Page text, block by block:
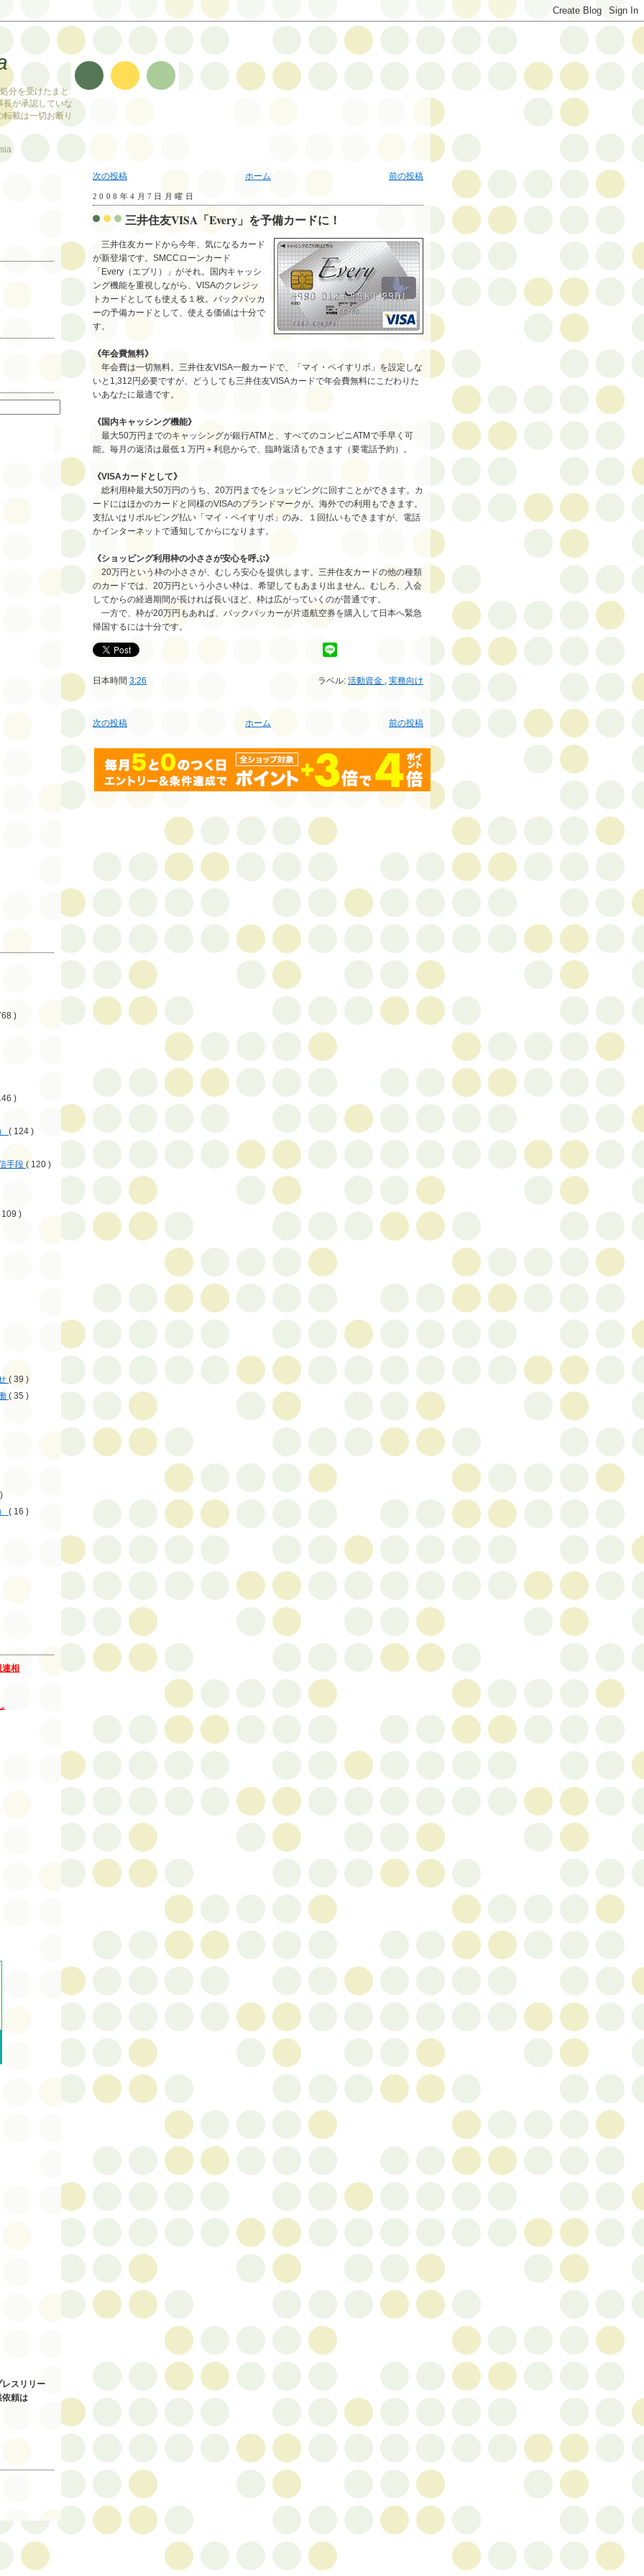
次の投稿 前の投稿
ホーム
2008年4月7日月曜日
三井住友VISA「Every」を予備カードに！
三井住友カードから今年、気になるカード
が新登場です。SMCCローンカード
「Every（エブリ）」がそれ。国内キャッシ
ング機能を重視しながら、VISAのクレジッ
トカードとしても使える１枚。バックパッカ
ーの予備カードとして、使える価値は十分で
す。
《年会費無料》
年会費は一切無料。三井住友VISA一般カードで、「マイ・ペイすリボ」を設定しな
いと1,312円必要ですが、どうしても三井住友VISAカードで年会費無料にこだわりた
いあなたに最適です。
《国内キャッシング機能》
最大50万円までのキャッシングが銀行ATMと、すべてのコンビニATMで手早く可
能。毎月の返済は最低１万円＋利息からで、臨時返済もできます（要電話予約）。
《VISAカードとして》
総利用枠最大50万円のうち、20万円までをショッピングに回すことができます。カ
ードにはほかのカードと同様のVISAのブランドマークが。海外での利用もできます。
支払いはリボルビング払い「マイ・ペイすリボ」のみ。１回払いもできますが、電話
かインターネットで通知してからになります。
《ショッピング利用枠の小ささが安心を呼ぶ》
20万円という枠の小ささが、むしろ安心を提供します。三井住友カードの他の種類
のカードでは、20万円という小さい枠は、希望してもあまり出ません。むしろ、入会
してからの経過期間が長ければ長いほど、枠は広がっていくのが普通です。
一方で、枠が20万円もあれば、バックパッカーが片道航空券を購入して日本へ緊急
帰国するには十分です。
日本時間 3:26 ラベル: 活動資金 , 実務向け
次の投稿 前の投稿
ホーム
分を受けたまと
長が承認していな
載は一切お断り
)
)
( 124 )
手段 ( 120 )
109 )
( 39 )
( 35 )
( 16 )
連相
スリリー
依頼は